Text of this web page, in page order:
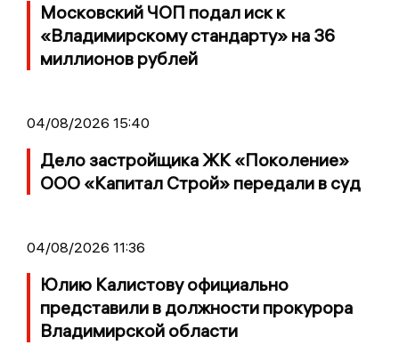
Московский ЧОП подал иск к
«Владимирскому стандарту» на 36
миллионов рублей
04/08/2026 15:40
Дело застройщика ЖК «Поколение»
ООО «Капитал Строй» передали в суд
04/08/2026 11:36
Юлию Калистову официально
представили в должности прокурора
Владимирской области